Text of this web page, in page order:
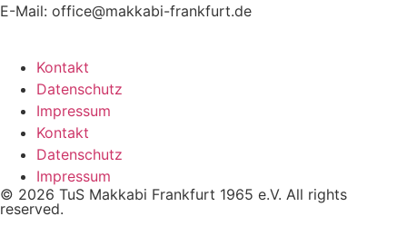
E-Mail: office@makkabi-frankfurt.de
Kontakt
Datenschutz
Impressum
Kontakt
Datenschutz
Impressum
© 2026 TuS Makkabi Frankfurt 1965 e.V. All rights
reserved.